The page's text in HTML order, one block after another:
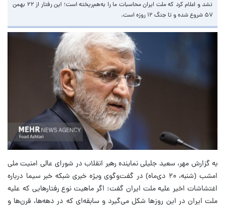
نشد و اعلام کرد که ملت ایران محاسبات ما را به‌هم‌ریخته است؛ این رفتار از ۲۲ بهمن
۵۷ شروع شده و تا جنگ ۱۲ روزه است.
به گزارش مهر، سعید جلیلی نماینده رهبر انقلاب در شورای عالی امنیت ملی
امشب (شنبه، ۲۰ دی‌ماه) در گفت‌وگوی ویژه خبری شبکه خبر سیما درباره
اغتشاشات اخیر علیه ملت ایران گفت: اگر ماهیت نوع رفتارهایی که علیه
ملت ایران در این روزها شکل می‌گیرد و سابقه‌ای که در دهه‌ها، قرن‌ها و